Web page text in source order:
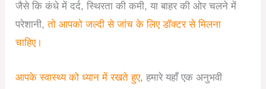
जैसे कि कंधे में दर्द, स्थिरता की कमी, या बाहर की ओर चलने में
परेशानी,तो आपको जल्दी से जांच के लिए डॉक्टर से मिलना
चाहिए।
आपके स्वास्थ्य को ध्यान में रखते हुए, हमारे यहाँ एक अनुभवी